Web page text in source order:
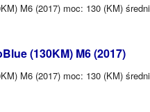
M6 (2017) moc: 130 (KM)
(130KM) M6 (2017)
M6 (2017) moc: 130 (KM)